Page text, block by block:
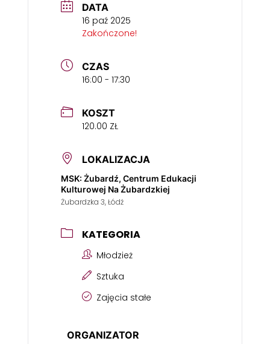
DATA
16 paź 2025
Zakończone!
CZAS
16:00 - 17:30
KOSZT
120.00 ZŁ
LOKALIZACJA
MSK: Żubardź, Centrum Edukacji
Kulturowej Na Żubardzkiej
Żubardzka 3, Łódź
KATEGORIA
Młodzież
Sztuka
Zajęcia stałe
ORGANIZATOR